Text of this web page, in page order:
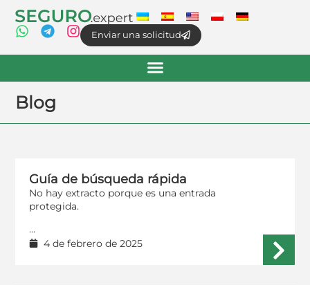
Enviar una solicitud
Blog
Guía de búsqueda rápida
No hay extracto porque es una entrada
protegida.
…
4 de febrero de 2025